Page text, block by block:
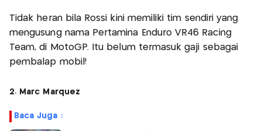
Tidak heran bila Rossi kini memiliki tim sendiri yang
mengusung nama Pertamina Enduro VR46 Racing
Team, di MotoGP. Itu belum termasuk gaji sebagai
pembalap mobil!
2. Marc Marquez
Baca Juga :